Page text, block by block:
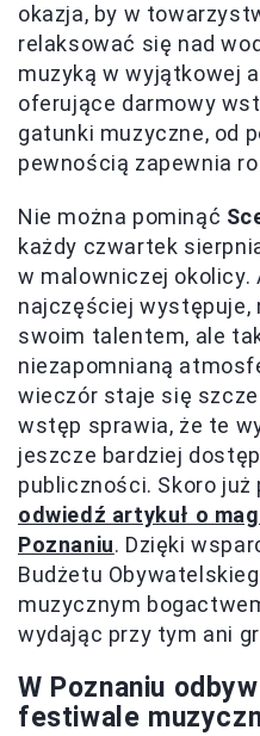
okazja, by w
relaksować się nad
muzyką w wyjątkowej
oferujące darmowy
gatunki muzyczne, od
pewnością zapewnia
Nie można pominąć
każdy czwartek
w malowniczej
najczęściej występuje,
swoim talentem, ale
niezapomnianą
wieczór staje się
wstęp sprawia, że te
jeszcze bardziej
publiczności. Skoro
odwiedź artykuł o
Poznaniu. Dzięki
Budżetu
muzycznym
wydając przy tym ani
W Poznaniu
festiwale